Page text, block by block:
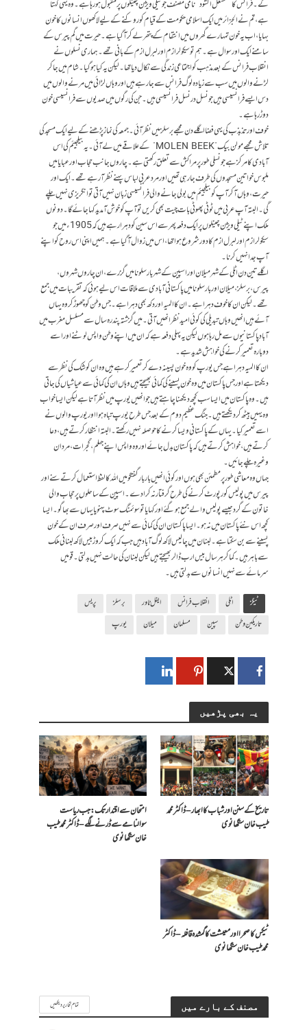
گے۔ فرانس کا ’’مشعل اکشود‘‘ نامی مصنف جو ٹیلی ویژن چینلوں پر مقبول ہورہا ہے۔ وہ یہی کہتا
ہے، تم نے الجزائر میں ایک اسلامی حکومت کے قیام کو روکنے کے لیے لاکھوں انسانوں کا خون
بہایا، اب یہ خون تمہارے گھروں میں انتقام کے پتھر لے کر آگیا ہے۔ حیرت میں گم پیرس کے
سامنے ایک اور سوال ہے۔ ہم تو سیکولرازم اور لبرل ازم کے بانی تھے۔ ہماری نسلوں نے
انقلاب فرانس کے بعد مذہب کو اجتماعی زندگی سے نکال دیا تھا۔ لیکن یہ کیا ہوگیا۔ شام میں جاکر
لڑنے والوں میں سب سے زیادہ لوگ فرانس سے جارہے ہیں اور وہاں لڑائی میں مرنے والوں میں
دس ایسے فرانسیسی ہیں جو نسل در نسل فرانسیسی ہیں۔ جن کی رگوں میں صدیوں سے فرانسیسی خون
دوڑ رہا ہے۔
خوف اور تذبذب کی یہی فضا اگلے دن مجھے برسلز میں نظر آئی۔ جمعہ کی نماز پڑھنے کے لیے ایک مسجد کی
تلاش مجھے مولن بیک ”MOLEN BEEK” کے علاقے میں لے آئی۔ یہ بیلجیئم کی اس
آبادی کا مرکز ہے جو نسلی طور پر مراکش سے تعلق رکھتی ہے۔ چاروں جانب حجاب اور عبایا میں
ملبوس خواتین مسجدوں کی طرف جارہی تھیں اور مرد عربی لباس پہنے نظر آرہے تھے۔ ایک اور
حیرت، وہاں آکر آپ کو بیلجیئم میں بولی جانے والی فرانسیسی زبان نہیں آتی تو انگریزی نہیں چلے
گی۔ البتہ آپ عربی میں ٹوٹی پھوٹی بات چیت بھی کریں تو آپ کو خوش آمدید کہا جائے گا۔ دونوں
ملک اپنے ٹیلی ویژن چینلوں پر ایک دفعہ پھر سے اس سین کو دہرا رہے ہیں کہ 1905ء میں جو
سیکولرازم اور لبرل ازم کا دور شروع ہوا تھا، اس میں زوال آگیا ہے۔ ہمیں اپنی اس روح کو اپنے
آپ جدا نہیں کرنا۔
اگلے تین دن اٹلی کے شہر میلان اور اسپین کے شہر بارسلونا میں گزرے، ان چاروں شہروں،
پیرس، برسلز، میلان اور بار سلونا میں پاکستانی آبادی سے ملاقات اس لیے ہوئی کہ تقریبات میں جمع
تھے۔ لیکن ان کا خوف دہرا ہے۔ ان کا المیہ اور دکھ بھی دہرا ہے۔ جس وطن کو چھوڑ کر وہ یہاں
آئے ہیں انھیں وہاں تبدیلی کی کوئی امید نظر انھیں آتی۔ میں گزشتہ پندرہ سال سے مسلسل مغرب میں
آباد پاکستانیوں سے مل رہا ہوں لیکن یہ پہلی دفعہ ہے کہ ان میں اپنے وطن واپس لوٹنے اور اسے
دوبارہ تعمیر کرنے کی خواہش شدید ہے۔
ان کا المیہ دہرا ہے جس یورپ کو وہ خون پسینہ دے کر تعمیر کرہے ہیں وہ ان کو شک کی نظر سے
دیکھتا ہے اور جس پاکستان میں وہ خون پسینے کی کمائی بھیجتے ہیں وہاں ان کی کمائی سے عیاشیاں کی جاتی
ہیں۔ وہ پاکستان میں ایسا سب کچھ دیکھنا چاہتے ہیں جو انھیں یورپ میں نظر آتا ہے لیکن ایسا خواب
وہ یہیں بیٹھ کر دیکھتے ہیں۔ جنگ عظیم دوم کے بعد جس طرح یورپ تباہ ہوا اور یورپ والوں نے
اسے تعمیر کیا۔ یہاں کے پاکستانی ویسا کرنے کا حوصلہ نہیں رکھتے۔ البتہ انتظار کرتے ہیں، دعا
کرتے ہیں، خواہش کرتے ہیں کہ پاکستان بدل جائے اور وہ واپس اپنے جہلم، گجرات، مردان
وغیرہ چلے جائیں۔
جہاں وہ معاشی طور پر مطمئن بھی ہوں اور کوئی انھیں بار بار گفتگو میں اللہ کا لفظ استعمال کرتے سنے اور
پیرس میں پولیس کو رپورٹ کرنے کی طرح گرفتار نہ کرادے۔ اسپین کے ساحلوں پر حجاب والی
خاتون کے گرد جیسے پولیس والے جمع ہوگئے اور کہا یا تو سوئمنگ سوٹ پہنو یا یہاں سے بھاگو۔ ایسا
کچھ اس نئے پاکستان میں نہ ہو۔ ایسا پاکستان ان کی کمائی سے نہیں صرف اور صرف ان کے خون
پسینے سے بن سکتا ہے۔ لبنان میں چالیس لاکھ لوگ آباد ہیں جب کہ ایک کروڑ بیس لاکھ لبنانی ملک
سے باہر ہیں۔ کما کر ہر سال بیس ارب ڈالر بھیجتے ہیں لیکن لبنان کی حالت نہیں بدلتی۔ قومیں
سرمائے سے نہیں انسانوں سے بدلتی ہیں۔
ٹیگز اٹلی انقلاب فرانس ایفل ٹاور برسلز
پریس
تاریکین وطن
سپین مسلمان میلان یورپ
یہ بھی پڑھیں
تاریخ کے سنن اور شباب کا ابھار – ڈاکٹر محمد
طیب خان سنگھانوی
امتحان سے اقتدار تک: جب ریاست
سوالنامے سے ڈرنے لگے – ڈاکٹر محمد طیب
خان سنگھانوی
ٹیکس کا صحرا اور معیشت کا گمشدہ قافلہ – ڈاکٹر
محمد طیب خان سنگھانوی
مصنف کے بارے میں تمام تحاریر دیکھیں